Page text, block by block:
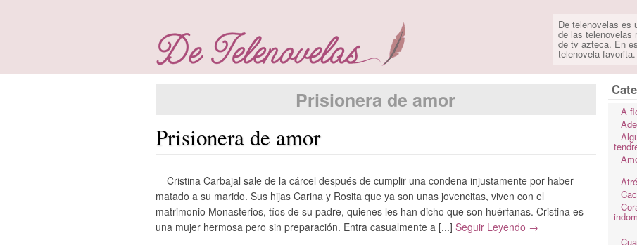
De telenovelas es
de las telenovelas
de tv azteca. En
telenovela favorita.
Prisionera de amor
Prisionera de amor
Cristina Carbajal sale de la cárcel después de cumplir una condena injustamente por haber
matado a su marido. Sus hijas Carina y Rosita que ya son unas jovencitas, viven con el
matrimonio Monasterios, tíos de su padre, quienes les han dicho que son huérfanas. Cristina es
una mujer hermosa pero sin preparación. Entra casualmente a [...]Seguir Leyendo →
A